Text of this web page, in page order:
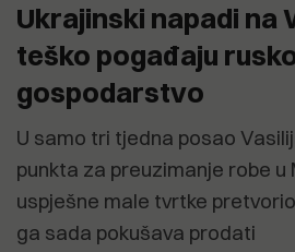
Ukrajinski napadi na
teško pogađaju
gospodarstvo
U samo tri tjedna posao
punkta za preuzimanje robe u
uspješne male tvrtke
ga sada pokušava prodati